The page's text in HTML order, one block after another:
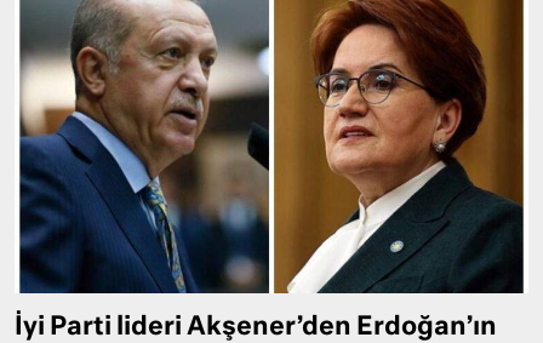
İyi Parti lideri Akşener’den Erdoğan’ın